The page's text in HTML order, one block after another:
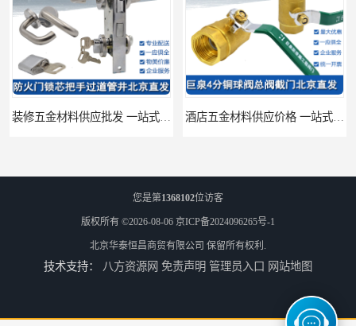
建筑五金材料供应配送 一站式五金材料供应商 脸盆冷热水龙头批发商 水龙头冷热洗脸盆池 全城配送
您是第1368102位访客
版权所有 ©2026-08-06 京ICP备2024096265号-1
北京华泰恒昌商贸有限公司 保留所有权利.
技术支持： 八方资源网 免责声明 管理员入口 网站地图